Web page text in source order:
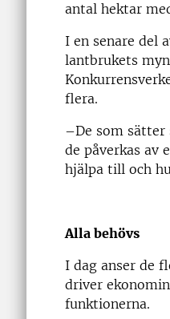
antal hektar
I en senare del
lantbrukets
flera.
–De som
de påverkas av
hjälpa till och
Alla behövs
I dag anser de
driver
funktionerna.